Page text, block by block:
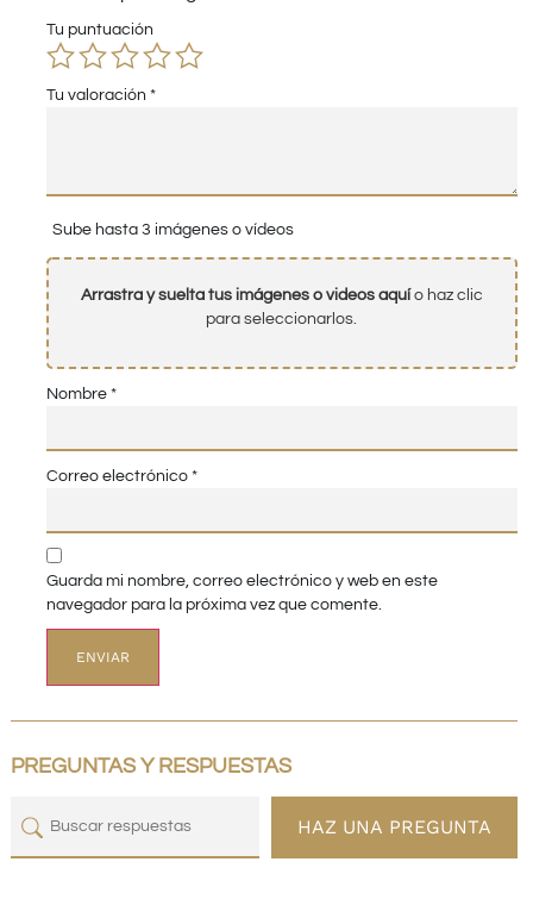
Tu puntuación
Tu valoración *
Sube hasta 3 imágenes o vídeos
Arrastra y suelta tus imágenes o videos aquío haz clic
para seleccionarlos.
Nombre *
Correo electrónico *
Guarda mi nombre, correo electrónico y web en este
navegador para la próxima vez que comente.
PREGUNTAS Y RESPUESTAS
HAZ UNA PREGUNTA